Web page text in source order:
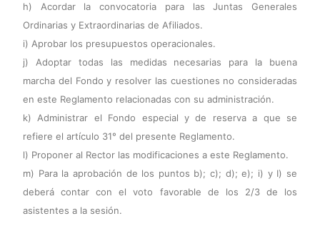
h) Acordar la convocatoria para las Juntas Generales
Ordinarias y Extraordinarias de Afiliados.
i) Aprobar los presupuestos operacionales.
j) Adoptar todas las medidas necesarias para la buena
marcha del Fondo y resolver las cuestiones no consideradas
en este Reglamento relacionadas con su administración.
k) Administrar el Fondo especial y de reserva a que se
refiere el artículo 31° del presente Reglamento.
l) Proponer al Rector las modificaciones a este Reglamento.
m) Para la aprobación de los puntos b); c); d); e); i) y I) se
deberá contar con el voto favorable de los 2/3 de los
asistentes a la sesión.